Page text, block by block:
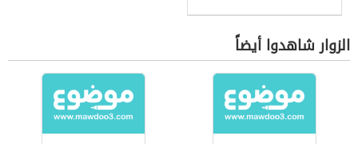
الزوار شاهدوا أيضاً